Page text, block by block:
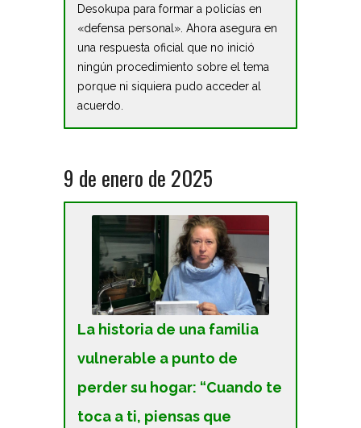
Desokupa para formar a policías en
«defensa personal». Ahora asegura en
una respuesta oficial que no inició
ningún procedimiento sobre el tema
porque ni siquiera pudo acceder al
acuerdo.
9 de enero de 2025
La historia de una familia
vulnerable a punto de
perder su hogar: “Cuando te
toca a ti, piensas que